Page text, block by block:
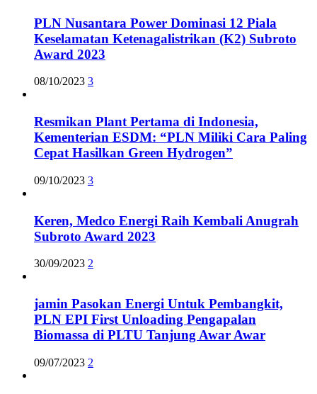
PLN Nusantara Power Dominasi 12 Piala
Keselamatan Ketenagalistrikan (K2) Subroto
Award 2023
08/10/2023 3
Resmikan Plant Pertama di Indonesia,
Kementerian ESDM: “PLN Miliki Cara Paling
Cepat Hasilkan Green Hydrogen”
09/10/2023 3
Keren, Medco Energi Raih Kembali Anugrah
Subroto Award 2023
30/09/2023 2
jamin Pasokan Energi Untuk Pembangkit,
PLN EPI First Unloading Pengapalan
Biomassa di PLTU Tanjung Awar Awar
09/07/2023 2